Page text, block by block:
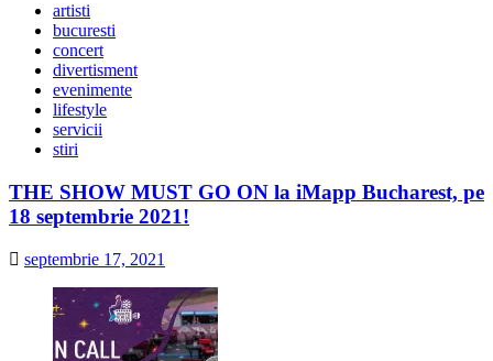
artisti
bucuresti
concert
divertisment
evenimente
lifestyle
servicii
stiri
THE SHOW MUST GO ON la iMapp Bucharest, pe
18 septembrie 2021!
septembrie 17, 2021